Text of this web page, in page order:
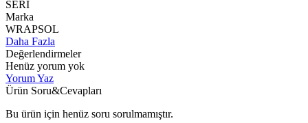
SERİ
Marka
WRAPSOL
Daha Fazla
Değerlendirmeler
Henüz yorum yok
Yorum Yaz
Ürün Soru&Cevapları
Bu ürün için henüz soru sorulmamıştır.